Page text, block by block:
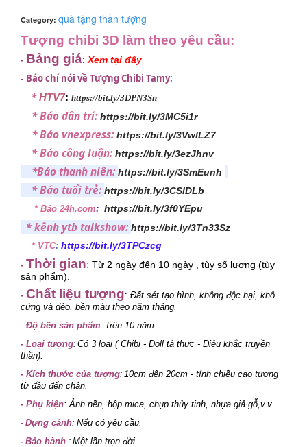
Category: quà tặng thần tượng
Tượng chibi 3D làm theo yêu cầu:
- Bảng giá: Xem tại đây
- Báo chí nói về Tượng Chibi Tamy:
* HTV7: https://bit.ly/3DPN3Sn
* Báo dân trí: https://bit.ly/3MC5i1r
* Báo vnexpress: https://bit.ly/3VwlLZ7
* Báo công luận: https://bit.ly/3ezJhnv
*Báo thanh niên: https://bit.ly/3SmEunh
* Báo tuổi trẻ: https://bit.ly/3CSlDLb
* Báo 24h.com: https://bit.ly/3f0YEpu
* kênh ytb talkshow: https://bit.ly/3Tn33Sz
* VTC: https://bit.ly/3TPCzcg
- Thời gian: Từ 2 ngày đến 10 ngày , tùy số lượng (tùy
sản phẩm).
- Chất liệu tượng: Đất sét tạo hình, không độc hại, khô
cứng và dẻo, bền màu theo năm tháng.
- Độ bền sản phẩm: Trên 10 năm.
- Loại tượng: Có 3 loại ( Chibi - Doll tả thực - Điêu khắc truyền
thần).
- Kích thước của tượng: 10cm đến 20cm - tính chiều cao tượng
từ đầu đến chân.
- Phụ kiện: Ảnh nền, hộp mica, chụp thủy tinh, nhựa giả gỗ,v.v
- Dựng cảnh: Nếu có yêu cầu.
- Bảo hành : Một lần trọn đời.